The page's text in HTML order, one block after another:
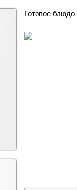
Готовое блюдо